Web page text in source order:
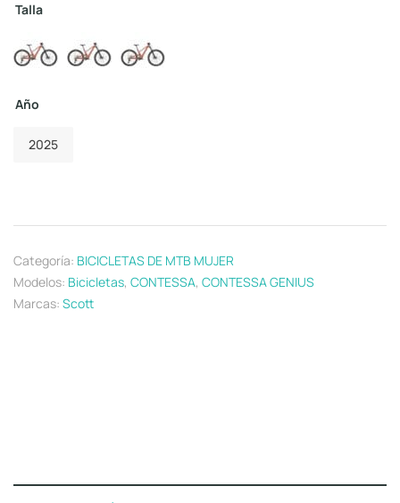
Talla
Año
2025
Categoría: BICICLETAS DE MTB MUJER
Modelos: Bicicletas, CONTESSA, CONTESSA GENIUS
Marcas: Scott